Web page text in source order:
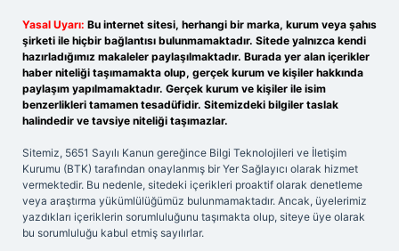
Yasal Uyarı: Bu internet sitesi, herhangi bir marka, kurum veya şahıs
şirketi ile hiçbir bağlantısı bulunmamaktadır. Sitede yalnızca kendi
hazırladığımız makaleler paylaşılmaktadır. Burada yer alan içerikler
haber niteliği taşımamakta olup, gerçek kurum ve kişiler hakkında
paylaşım yapılmamaktadır. Gerçek kurum ve kişiler ile isim
benzerlikleri tamamen tesadüfidir. Sitemizdeki bilgiler taslak
halindedir ve tavsiye niteliği taşımazlar.
Sitemiz, 5651 Sayılı Kanun gereğince Bilgi Teknolojileri ve İletişim
Kurumu (BTK) tarafından onaylanmış bir Yer Sağlayıcı olarak hizmet
vermektedir. Bu nedenle, sitedeki içerikleri proaktif olarak denetleme
veya araştırma yükümlülüğümüz bulunmamaktadır. Ancak, üyelerimiz
yazdıkları içeriklerin sorumluluğunu taşımakta olup, siteye üye olarak
bu sorumluluğu kabul etmiş sayılırlar.